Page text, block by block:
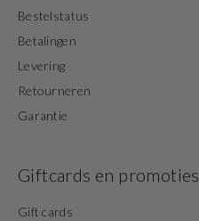
Bestelstatus
Betalingen
Levering
Retourneren
Garantie
Giftcards en promoties
Gift cards